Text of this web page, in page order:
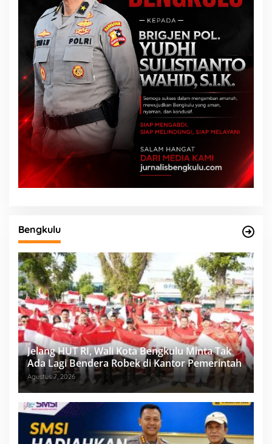
Bengkulu
Jelang HUT RI, Wali Kota Bengkulu Minta Tak
Ada Lagi Bendera Robek di Kantor Pemerintah
Agustus 7, 2026